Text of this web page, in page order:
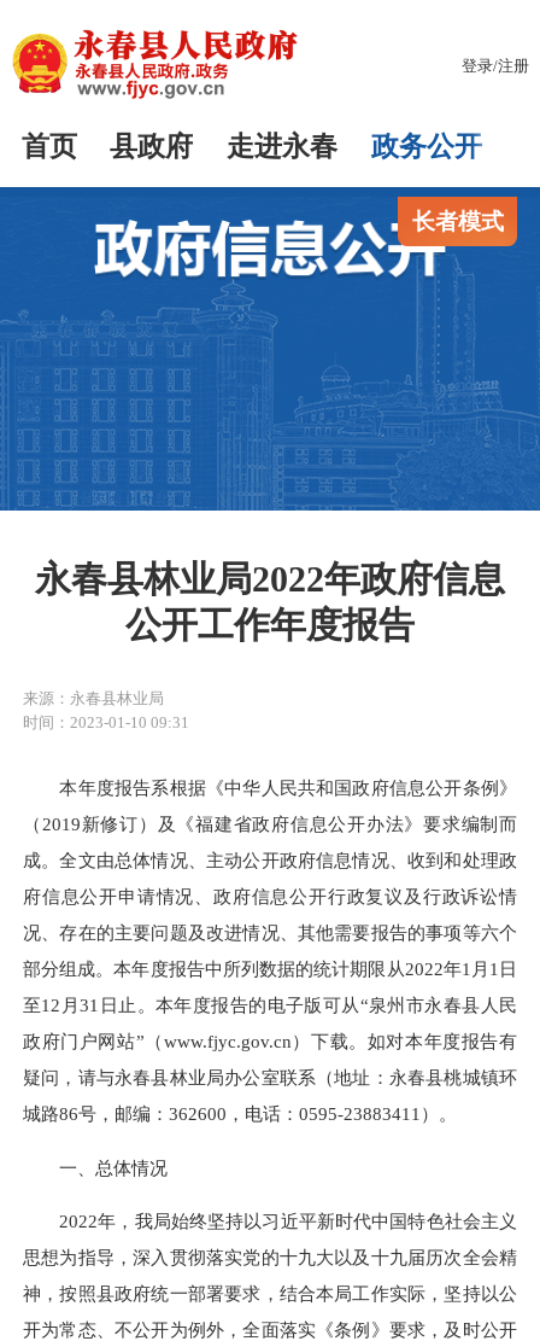
登录/注册
首页 县政府 走进永春 政务公开
长者模式
永春县林业局2022年政府信息
公开工作年度报告
来源：永春县林业局
时间：2023-01-10 09:31
本年度报告系根据《中华人民共和国政府信息公开条例》
（2019新修订）及《福建省政府信息公开办法》要求编制而
成。全文由总体情况、主动公开政府信息情况、收到和处理政
府信息公开申请情况、政府信息公开行政复议及行政诉讼情
况、存在的主要问题及改进情况、其他需要报告的事项等六个
部分组成。本年度报告中所列数据的统计期限从2022年1月1日
至12月31日止。本年度报告的电子版可从“泉州市永春县人民
政府门户网站”（www.fjyc.gov.cn）下载。如对本年度报告有
疑问，请与永春县林业局办公室联系（地址：永春县桃城镇环
城路86号，邮编：362600，电话：0595-23883411）。
一、总体情况
2022年，我局始终坚持以习近平新时代中国特色社会主义
思想为指导，深入贯彻落实党的十九大以及十九届历次全会精
神，按照县政府统一部署要求，结合本局工作实际，坚持以公
开为常态、不公开为例外，全面落实《条例》要求，及时公开